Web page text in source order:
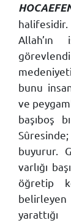
bunu
ve
başıboş
Sûresinde;
buyurur.
varlığı
öğretip
belirleyen